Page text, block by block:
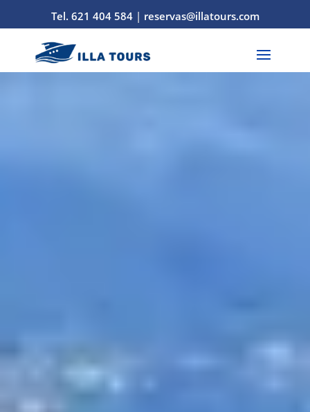
Tel. 621 404 584| reservas@illatours.com